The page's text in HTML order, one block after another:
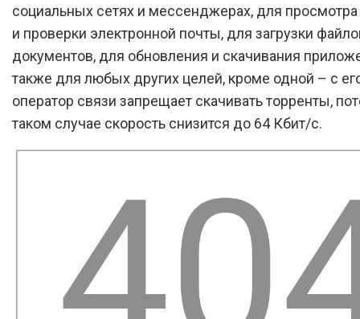
социальных сетях и мессенджерах, для просмотра
и проверки электронной почты, для загрузки
документов, для обновления и скачивания
также для любых других целей, кроме одной – с
оператор связи запрещает скачивать торренты,
таком случае скорость снизится до 64 Кбит/с.